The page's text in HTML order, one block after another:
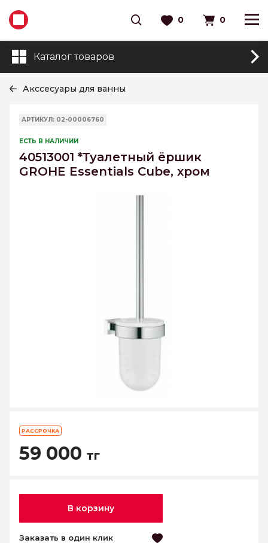
0 0
Каталог товаров
Акссесуары для ванны
АРТИКУЛ: 02-00006760
ЕСТЬ В НАЛИЧИИ
40513001 *Туалетный ёршик
GROHE Essentials Cube, хром
РАССРОЧКА
59 000 тг
В корзину
Заказать в один клик